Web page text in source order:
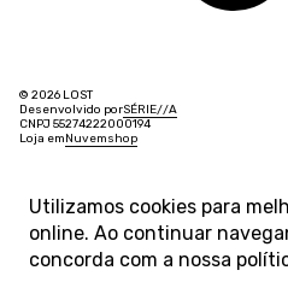
© 2026 LOST
Desenvolvido porSÉRIE//A
CNPJ 55274222000194
Loja em Nuvemshop
Utilizamos cookies para
online. Ao continuar
concorda com a nossa